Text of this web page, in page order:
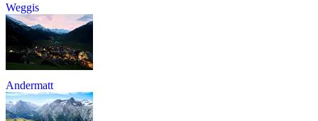
Weggis
Andermatt